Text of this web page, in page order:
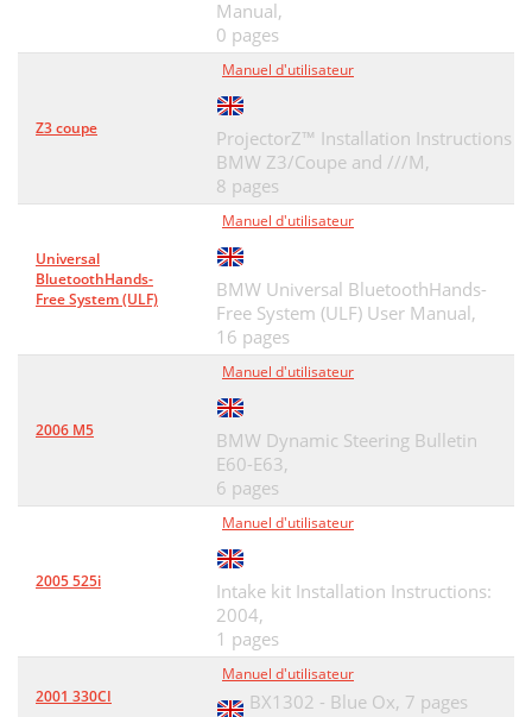
Manual,
0 pages
Z3 coupe
Manuel d'utilisateur
ProjectorZ™ Installation Instructions
BMW Z3/Coupe and ///M,
8 pages
Universal
BluetoothHands-
Free System (ULF)
Manuel d'utilisateur
BMW Universal BluetoothHands-
Free System (ULF) User Manual,
16 pages
2006 M5
Manuel d'utilisateur
BMW Dynamic Steering Bulletin
E60-E63,
6 pages
2005 525i
Manuel d'utilisateur
Intake kit Installation Instructions:
2004,
1 pages
2001 330CI
Manuel d'utilisateur
BX1302 - Blue Ox, 7 pages